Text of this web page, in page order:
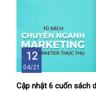
12
04/21
Cập nhật 6 cuốn sách